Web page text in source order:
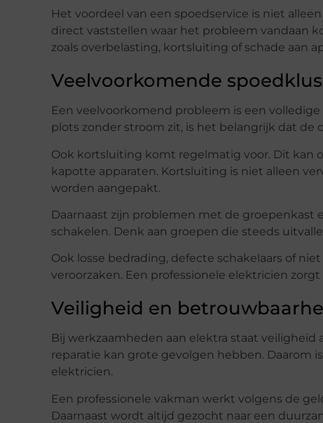
Het voordeel van een spoedservice is niet
direct vaststellen waar het probleem vandaan
zoals overbelasting, kortsluiting of schade aan
Veelvoorkomende
Een veelvoorkomend probleem is een
plots zonder stroom zit, is het belangrijk dat de
Ook kortsluiting komt regelmatig voor. Dit kan
kapotte apparaten. Kortsluiting is niet alleen
worden aangepakt.
Daarnaast zijn problemen met de
schakelen. Denk aan groepen die steeds
Ook losse bedrading, defecte schakelaars of
veroorzaken. Een professionele elektricien
Veiligheid en
Bij werkzaamheden aan elektra staat
reparatie kan grote gevolgen hebben. Daarom
elektricien.
Een professionele vakman werkt volgens de
Daarnaast wordt altijd gezocht naar een